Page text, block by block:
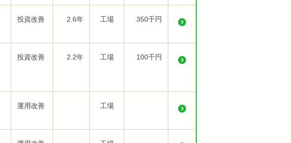
投資改善 2.6年 工場 350千円
投資改善 2.2年 工場 100千円
運用改善 工場